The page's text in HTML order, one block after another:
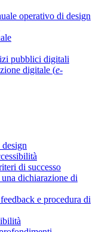
operativo di design
pubblici digitali
digitale (e-
di successo
dichiarazione di
e procedura di